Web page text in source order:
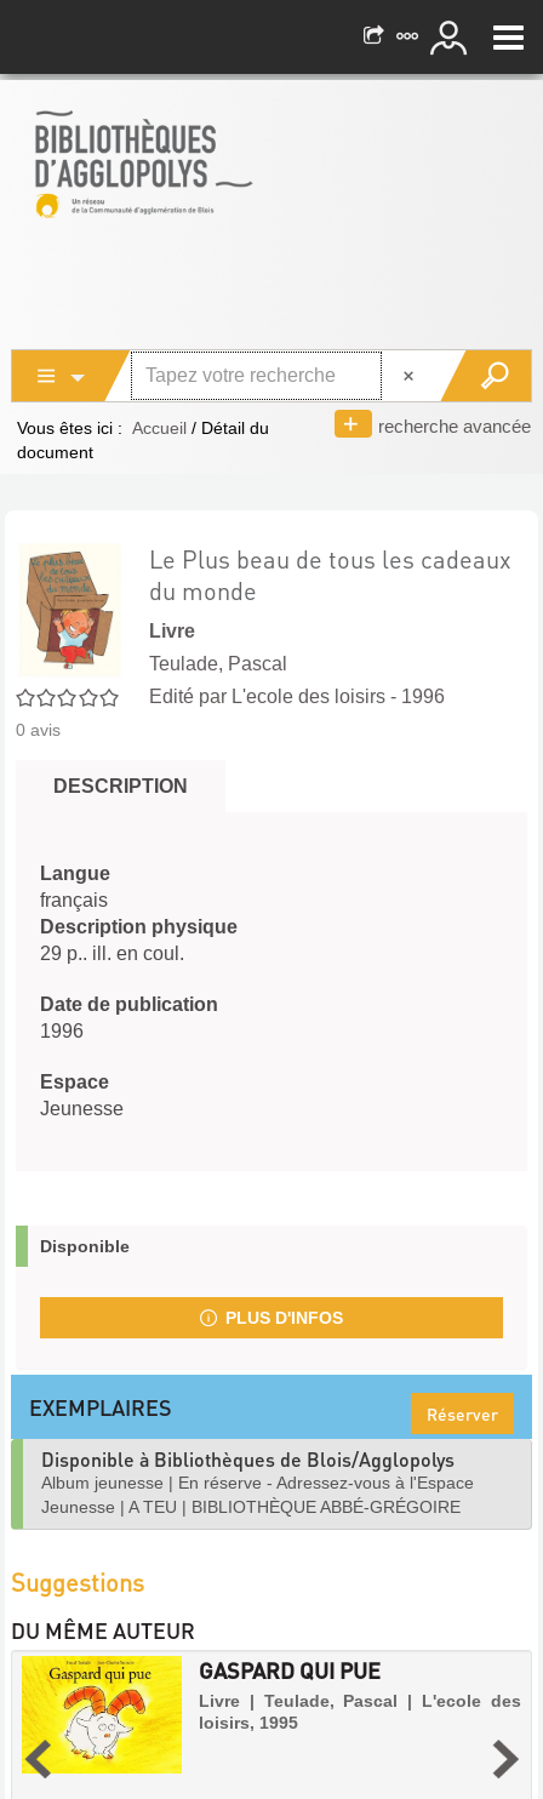
recherche avancée
Vous êtes ici : Accueil / Détail du
document
0/5
0 avis
Le Plus beau de tous les cadeaux
du monde
Livre
Teulade, Pascal
Edité par L'ecole des loisirs - 1996
DESCRIPTION
Langue
français
Description physique
29 p.. ill. en coul.
Date de publication
1996
Espace
Jeunesse
Disponible
PLUS D'INFOS
EXEMPLAIRES Réserver
Disponible à Bibliothèques de Blois/Agglopolys
Album jeunesse | En réserve - Adressez-vous à l'Espace
Jeunesse | A TEU | BIBLIOTHÈQUE ABBÉ-GRÉGOIRE
Suggestions
DU MÊME AUTEUR
GASPARD QUI PUE
Livre | Teulade, Pascal | L'ecole des
loisirs, 1995